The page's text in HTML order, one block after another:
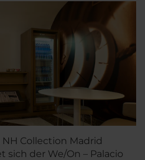
Collection Madrid
sich der We/On – Palacio